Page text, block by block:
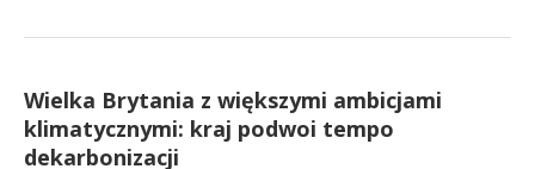
Wielka Brytania z większymi ambicjami
klimatycznymi: kraj podwoi tempo
dekarbonizacji